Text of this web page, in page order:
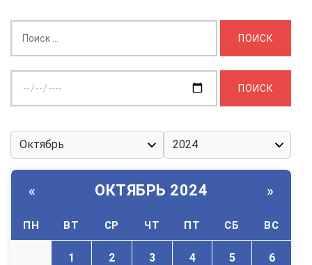
дату:
« ОКТЯБРЬ 2024 »
ПН ВТ СР ЧТ ПТ СБ ВС
1 2 3 4 5 6